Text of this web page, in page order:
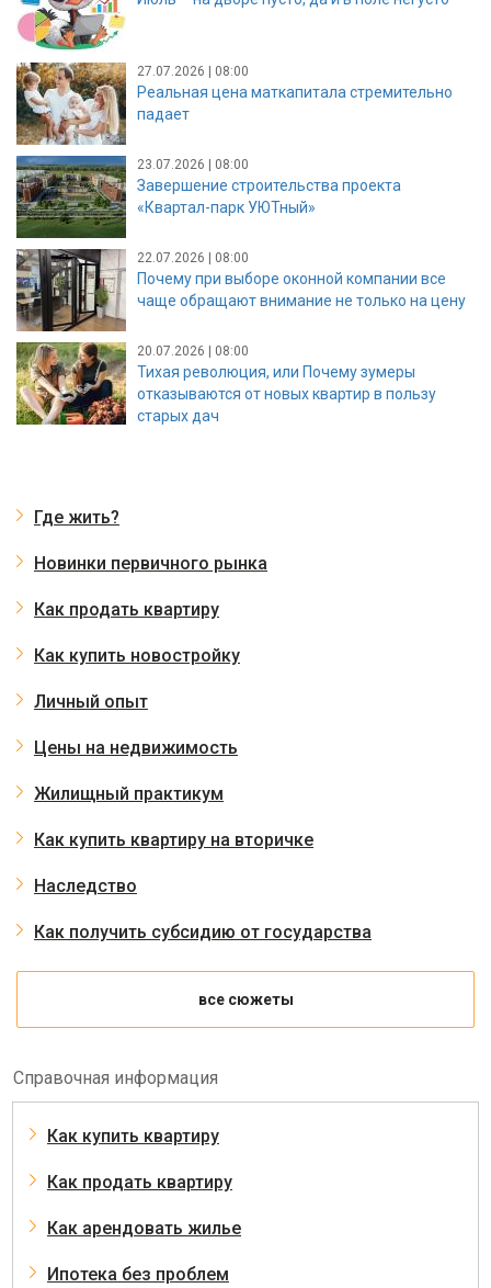
27.07.2026 | 08:00
Реальная цена маткапитала стремительно
падает
23.07.2026 | 08:00
Завершение строительства проекта
«Квартал-парк УЮТный»
22.07.2026 | 08:00
Почему при выборе оконной компании все
чаще обращают внимание не только на цену
20.07.2026 | 08:00
Тихая революция, или Почему зумеры
отказываются от новых квартир в пользу
старых дач
Где жить?
Новинки первичного рынка
Как продать квартиру
Как купить новостройку
Личный опыт
Цены на недвижимость
Жилищный практикум
Как купить квартиру на вторичке
Наследство
Как получить субсидию от государства
все сюжеты
Справочная информация
Как купить квартиру
Как продать квартиру
Как арендовать жилье
Ипотека без проблем